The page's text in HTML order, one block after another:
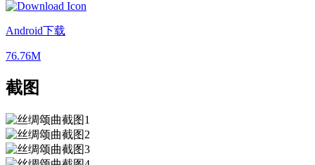
Android下载
76.76M
截图